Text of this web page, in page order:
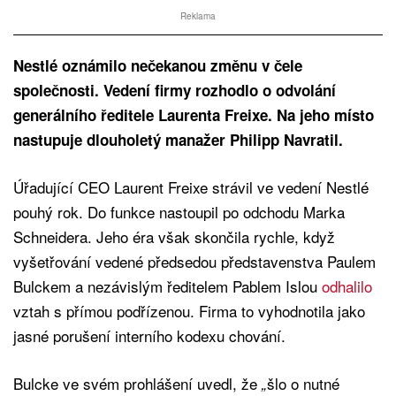
Reklama
Nestlé oznámilo nečekanou změnu v čele
společnosti. Vedení firmy rozhodlo o odvolání
generálního ředitele Laurenta Freixe. Na jeho místo
nastupuje dlouholetý manažer Philipp Navratil.
Úřadující CEO Laurent Freixe strávil ve vedení Nestlé
pouhý rok. Do funkce nastoupil po odchodu Marka
Schneidera. Jeho éra však skončila rychle, když
vyšetřování vedené předsedou představenstva Paulem
Bulckem a nezávislým ředitelem Pablem Islou odhalilo
vztah s přímou podřízenou. Firma to vyhodnotila jako
jasné porušení interního kodexu chování.
Bulcke ve svém prohlášení uvedl, že „šlo o nutné